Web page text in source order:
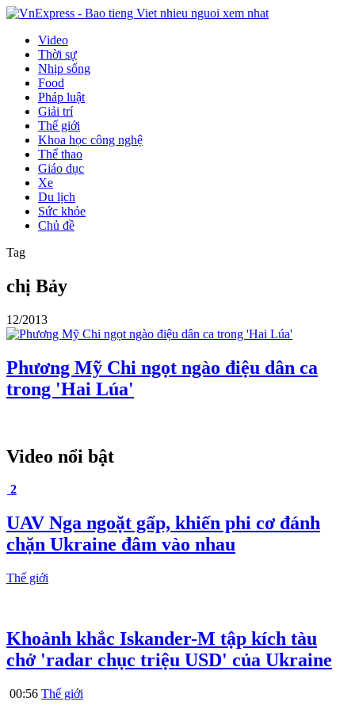
Video
Thời sự
Nhịp sống
Food
Pháp luật
Giải trí
Thế giới
Khoa học công nghệ
Thể thao
Giáo dục
Xe
Du lịch
Sức khỏe
Chủ đề
Tag
chị Bảy
12/2013
Phương Mỹ Chi ngọt ngào điệu dân ca
trong 'Hai Lúa'
Video nổi bật
2
UAV Nga ngoặt gấp, khiến phi cơ đánh
chặn Ukraine đâm vào nhau
Thế giới
Khoảnh khắc Iskander-M tập kích tàu
chở 'radar chục triệu USD' của Ukraine
00:56 Thế giới